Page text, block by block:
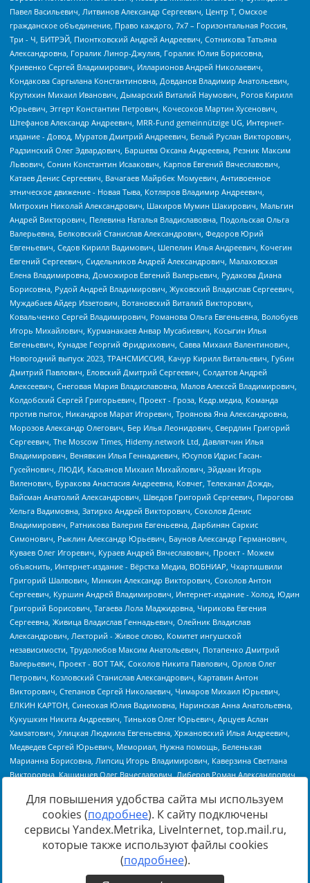
Источник:https://minjust.gov.ru/uploaded/files/reestr-
inostrannyih-agentov-22-03-2024.pdfданные на22.03.2024
Для повышения удобства сайта мы используем
cookies (подробнее). К сайту подключены
сервисы Yandex.Metrika, LiveInternet, top.mail.ru,
которые также используют файлы cookies
(подробнее).